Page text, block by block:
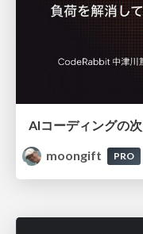
moongift
PRO